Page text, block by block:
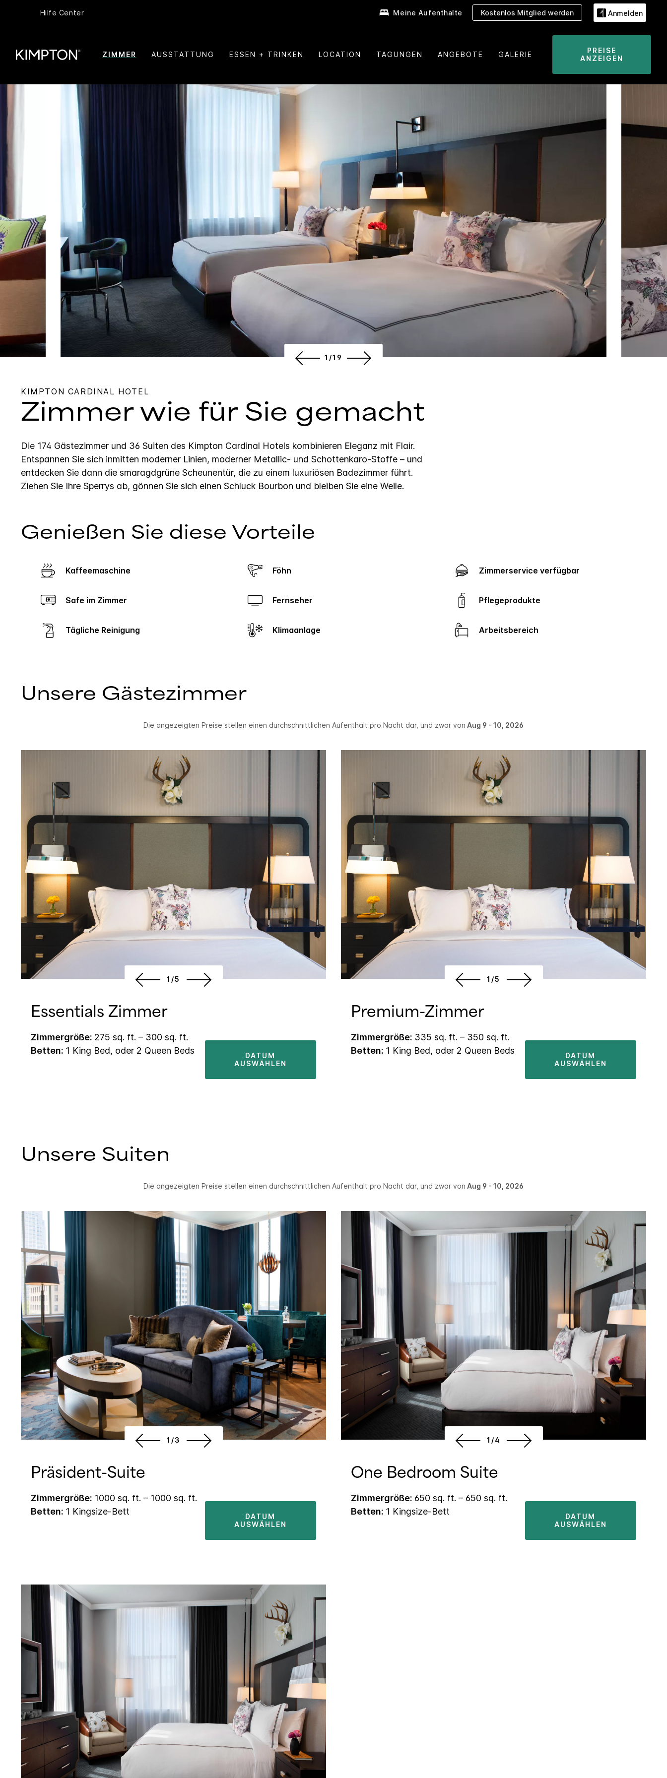
Hilfe Center Meine Aufenthalte Kostenlos Mitglied werden Anmelden
ZIMMER AUSSTATTUNG ESSEN + TRINKEN LOCATION TAGUNGEN ANGEBOTE GALERIE
PREISE
ANZEIGEN
1/19
KIMPTON CARDINAL HOTEL
Zimmer wie für Sie gemacht
Die 174 Gästezimmer und 36 Suiten des Kimpton Cardinal Hotels kombinieren Eleganz mit Flair.
Entspannen Sie sich inmitten moderner Linien, moderner Metallic- und Schottenkaro-Stoffe – und
entdecken Sie dann die smaragdgrüne Scheunentür, die zu einem luxuriösen Badezimmer führt.
Ziehen Sie Ihre Sperrys ab, gönnen Sie sich einen Schluck Bourbon und bleiben Sie eine Weile.
Genießen Sie diese Vorteile
Kaffeemaschine Föhn Zimmerservice verfügbar
Safe im Zimmer Fernseher Pflegeprodukte
Tägliche Reinigung Klimaanlage Arbeitsbereich
Unsere Gästezimmer
Die angezeigten Preise stellen einen durchschnittlichen Aufenthalt pro Nacht dar, und zwar von Aug 9 - 10, 2026
1/5
Essentials Zimmer
Zimmergröße: 275 sq. ft. – 300 sq. ft.
Betten: 1 King Bed, oder 2 Queen Beds
DATUM
AUSWÄHLEN
1/5
Premium-Zimmer
Zimmergröße: 335 sq. ft. – 350 sq. ft.
Betten: 1 King Bed, oder 2 Queen Beds
DATUM
AUSWÄHLEN
Unsere Suiten
Die angezeigten Preise stellen einen durchschnittlichen Aufenthalt pro Nacht dar, und zwar von Aug 9 - 10, 2026
1/3
Präsident-Suite
Zimmergröße: 1000 sq. ft. – 1000 sq. ft.
Betten: 1 Kingsize-Bett
DATUM
AUSWÄHLEN
1/4
One Bedroom Suite
Zimmergröße: 650 sq. ft. – 650 sq. ft.
Betten: 1 Kingsize-Bett
DATUM
AUSWÄHLEN